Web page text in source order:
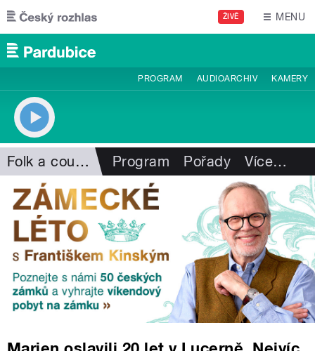
Přejít k hlavnímu obsahu
ŽIVĚ MENU
PROGRAM AUDIOARCHIV KAMERY
Folk a country Program Pořady Více…